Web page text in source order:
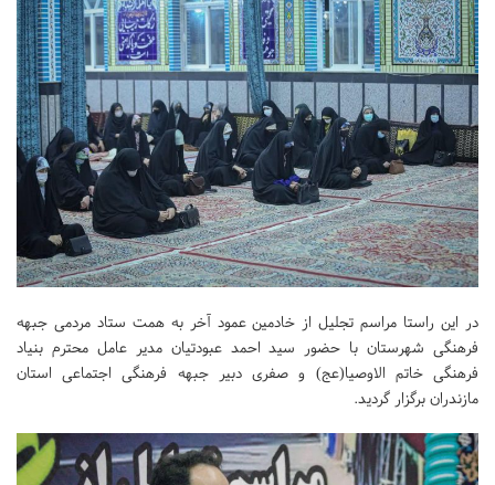
در این راستا مراسم تجلیل از خادمین عمود آخر به همت ستاد مردمی جبهه
فرهنگی شهرستان با حضور سید احمد عبودتیان مدیر عامل محترم بنیاد
فرهنگی خاتم الاوصیا(عج) و صفری دبیر جبهه فرهنگی اجتماعی استان
مازندران برگزار گردید.